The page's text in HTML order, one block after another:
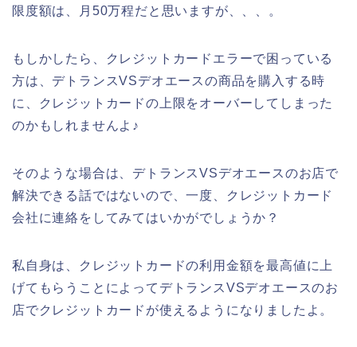
限度額は、月50万程だと思いますが、、、。
もしかしたら、クレジットカードエラーで困っている
方は、デトランスVSデオエースの商品を購入する時
に、クレジットカードの上限をオーバーしてしまった
のかもしれませんよ♪
そのような場合は、デトランスVSデオエースのお店で
解決できる話ではないので、一度、クレジットカード
会社に連絡をしてみてはいかがでしょうか？
私自身は、クレジットカードの利用金額を最高値に上
げてもらうことによってデトランスVSデオエースのお
店でクレジットカードが使えるようになりましたよ。